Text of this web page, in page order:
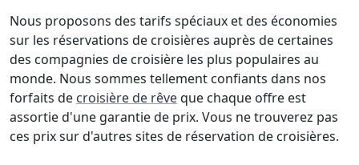
Nous proposons des tarifs spéciaux et des économies
sur les réservations de croisières auprès de certaines
des compagnies de croisière les plus populaires au
monde. Nous sommes tellement confiants dans nos
forfaits de croisière de rêveque chaque offre est
assortie d'une garantie de prix. Vous ne trouverez pas
ces prix sur d'autres sites de réservation de croisières.